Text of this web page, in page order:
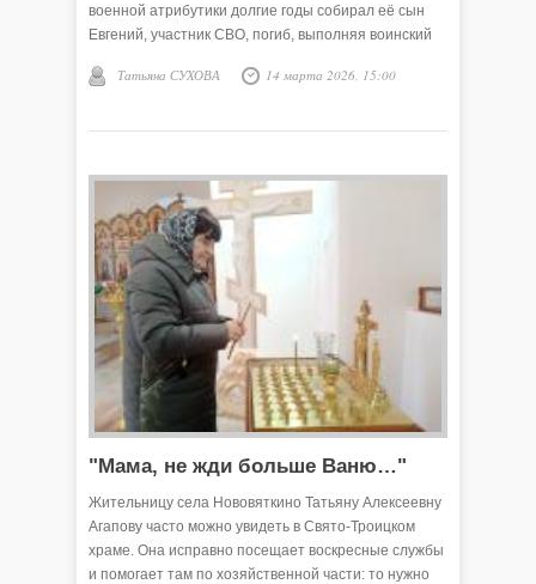
военной атрибутики долгие годы собирал её сын
Евгений, участник СВО, погиб, выполняя воинский
Татьяна СУХОВА 14 марта 2026, 15:00
"Мама, не жди больше Ваню…"
Жительницу села Нововяткино Татьяну Алексеевну
Агапову часто можно увидеть в Свято-Троицком
храме. Она исправно посещает воскресные службы
и помогает там по хозяйственной части: то нужно